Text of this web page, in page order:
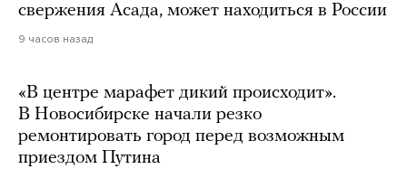
свержения Асада, может находиться в России
9 часов назад
«В центре марафет дикий происходит».
В Новосибирске начали резко
ремонтировать город перед возможным
приездом Путина